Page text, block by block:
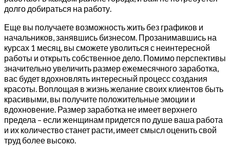
долго добираться на работу.
Еще вы получаете возможность жить без графиков и
начальников, занявшись бизнесом. Прозанимавшись на
курсах 1 месяц, вы сможете уволиться с неинтересной
работы и открыть собственное дело. Помимо перспективы
значительно увеличить размер ежемесячного заработка,
вас будет вдохновлять интересный процесс создания
красоты. Воплощая в жизнь желание своих клиентов быть
красивыми, вы получите положительные эмоции и
вдохновение. Размер заработка не имеет верхнего
предела – если женщинам придется по душе ваша работа
и их количество станет расти, имеет смысл оценить свой
труд более высоко.